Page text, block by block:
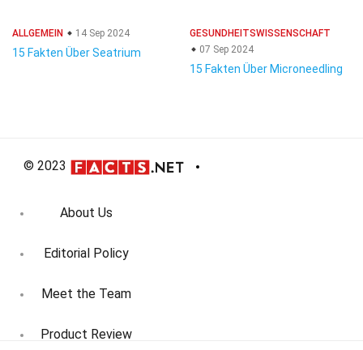
ALLGEMEIN 14 Sep 2024
15 Fakten Über Seatrium
GESUNDHEITSWISSENSCHAFT
07 Sep 2024
15 Fakten Über Microneedling
© 2023
About Us
Editorial Policy
Meet the Team
Product Review